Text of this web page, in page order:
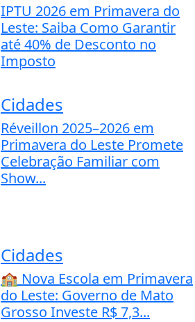
IPTU 2026 em Primavera do
Leste: Saiba Como Garantir
até 40% de Desconto no
Imposto
Cidades
Réveillon 2025–2026 em
Primavera do Leste Promete
Celebração Familiar com
Show...
Cidades
🏫 Nova Escola em Primavera
do Leste: Governo de Mato
Grosso Investe R$ 7,3...